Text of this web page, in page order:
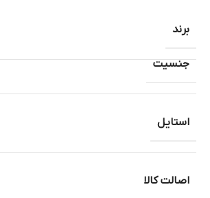
جنسیت
استایل
اصالت کالا
برند